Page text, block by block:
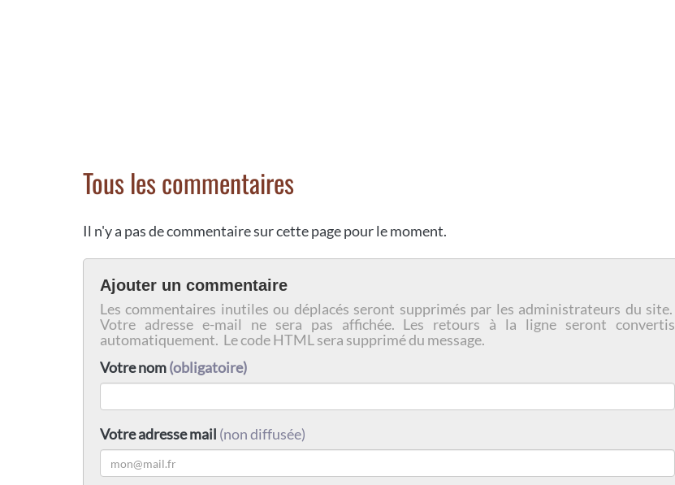
Tous les commentaires
Il n'y a pas de commentaire sur cette page pour le moment.
Ajouter un commentaire
Les commentaires inutiles ou déplacés seront supprimés par les administrateurs du site.
Votre adresse e-mail ne sera pas affichée. Les retours à la ligne seront convertis
automatiquement. Le code HTML sera supprimé du message.
Votre nom(obligatoire)
Votre adresse mail (non diffusée)